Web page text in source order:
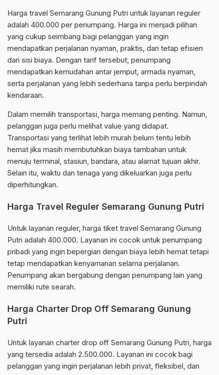
Harga travel Semarang Gunung Putri untuk layanan reguler
adalah 400.000 per penumpang. Harga ini menjadi pilihan
yang cukup seimbang bagi pelanggan yang ingin
mendapatkan perjalanan nyaman, praktis, dan tetap efisien
dari sisi biaya. Dengan tarif tersebut, penumpang
mendapatkan kemudahan antar jemput, armada nyaman,
serta perjalanan yang lebih sederhana tanpa perlu berpindah
kendaraan.
Dalam memilih transportasi, harga memang penting. Namun,
pelanggan juga perlu melihat value yang didapat.
Transportasi yang terlihat lebih murah belum tentu lebih
hemat jika masih membutuhkan biaya tambahan untuk
menuju terminal, stasiun, bandara, atau alamat tujuan akhir.
Selain itu, waktu dan tenaga yang dikeluarkan juga perlu
diperhitungkan.
Harga Travel Reguler Semarang Gunung Putri
Untuk layanan reguler, harga tiket travel Semarang Gunung
Putri adalah 400.000. Layanan ini cocok untuk penumpang
pribadi yang ingin bepergian dengan biaya lebih hemat tetapi
tetap mendapatkan kenyamanan selama perjalanan.
Penumpang akan bergabung dengan penumpang lain yang
memiliki rute searah.
Harga Charter Drop Off Semarang Gunung
Putri
Untuk layanan charter drop off Semarang Gunung Putri, harga
yang tersedia adalah 2.500.000. Layanan ini cocok bagi
pelanggan yang ingin perjalanan lebih privat, fleksibel, dan